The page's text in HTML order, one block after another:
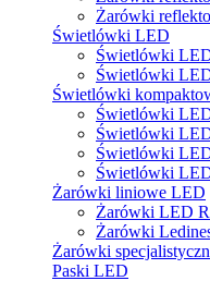
Żarówki
Świetlówki LED
Świetlówki
Świetlówki
Świetlówki
Świetlówki
Świetlówki
Świetlówki
Świetlówki
Żarówki liniowe LED
Żarówki LED
Żarówki
Żarówki
Paski LED